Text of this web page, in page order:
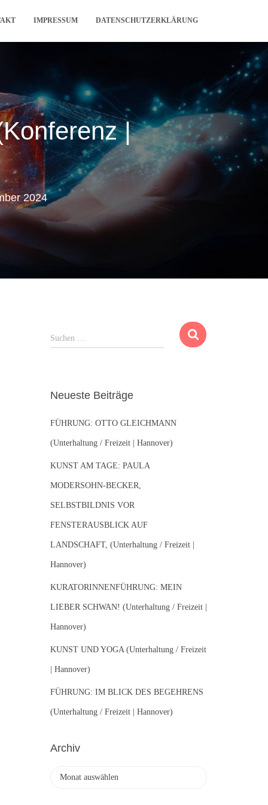
IMPRESSUM DATENSCHUTZERKLÄRUNG
|
2024
u
n
a
c
:
Suchen …
Neueste Beiträge
FÜHRUNG: OTTO GLEICHMANN
(Unterhaltung / Freizeit | Hannover)
KUNST AM TAGE: PAULA
MODERSOHN-BECKER,
SELBSTBILDNIS VOR
FENSTERAUSBLICK AUF
LANDSCHAFT, (Unterhaltung / Freizeit |
Hannover)
KURATORINNENFÜHRUNG: MEIN
LIEBER SCHWAN! (Unterhaltung / Freizeit |
Hannover)
KUNST UND YOGA (Unterhaltung / Freizeit
| Hannover)
FÜHRUNG: IM BLICK DES BEGEHRENS
(Unterhaltung / Freizeit | Hannover)
Archiv